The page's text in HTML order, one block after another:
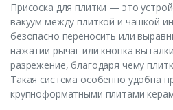
Присоска для плитки — это
вакуум между плиткой и чашкой
безопасно переносить или
нажатии рычаг или кнопка
разрежение, благодаря чему
Такая система особенно удобна
крупноформатными плитами